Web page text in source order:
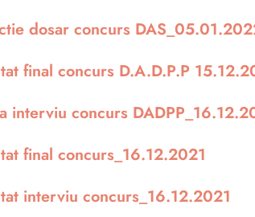
dosar concurs
final concurs D.A.D.P.P
interviu concurs
final concurs_16.12.2021
interviu concurs_16.12.2021